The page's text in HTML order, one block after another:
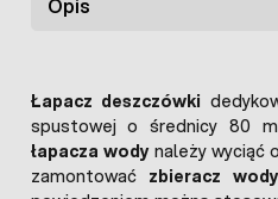
Opis
Łapacz deszczówki
spustowej o średnicy 80
łapacza wodynależy wyciąć
zamontować zbieracz wody